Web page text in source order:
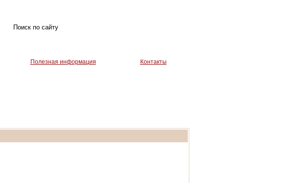
Полезная информация Контакты